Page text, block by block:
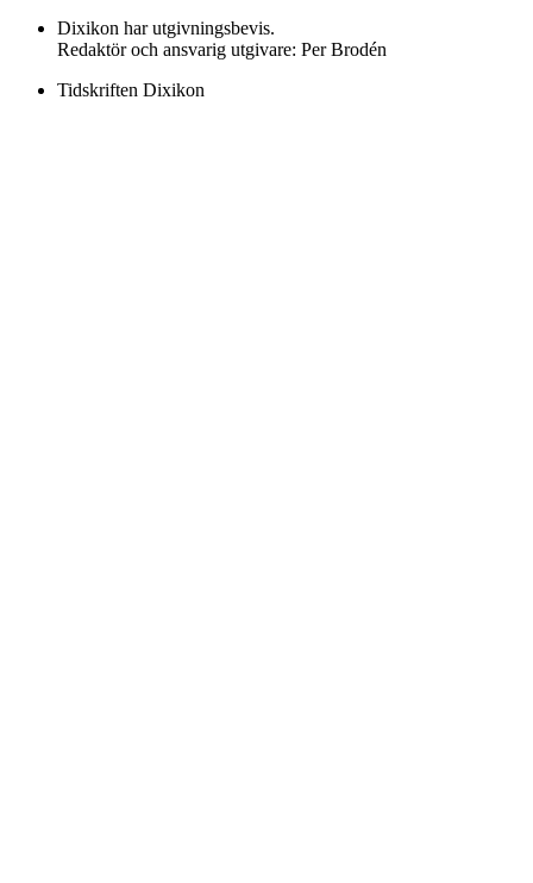
Dixikon har utgivningsbevis.
Redaktör och ansvarig utgivare: Per Brodén
Tidskriften Dixikon